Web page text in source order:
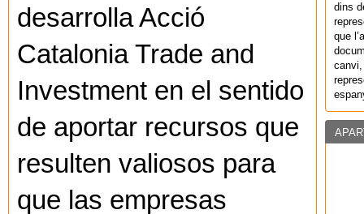
desarrolla Acció
Catalonia Trade and
Investment en el sentido
de aportar recursos que
resulten valiosos para
que las empresas
dins
que
canvi,